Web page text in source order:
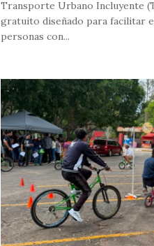
Transporte Urbano Incluyente
gratuito diseñado para facilitar
personas con...